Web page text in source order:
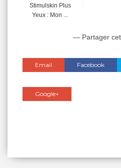
Stimulskin Plus
Yeux : Mon ...
— Partager
Email Facebook
Google+